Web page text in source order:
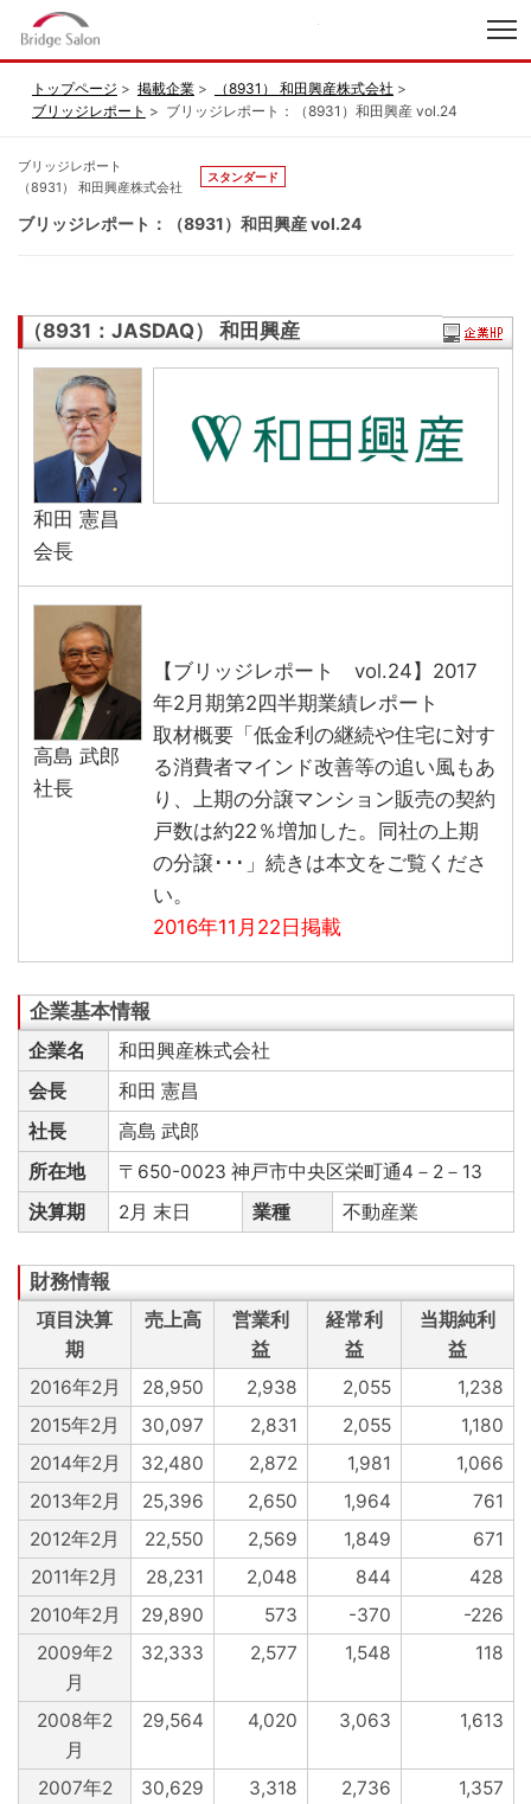
トップページ 掲載企業
（8931） 和田興産株式会社
ブリッジレポート
ブリッジレポート：（8931）和田興産 vol.24
ブリッジレポート
（8931） 和田興産株式会社
スタンダード
ブリッジレポート：（8931）和田興産 vol.24
（8931：JASDAQ） 和田興産
和田 憲昌
会長
高島 武郎
社長
【ブリッジレポート vol.24】2017
年2月期第2四半期業績レポート
取材概要「低金利の継続や住宅に対す
る消費者マインド改善等の追い風もあ
り、上期の分譲マンション販売の契約
戸数は約22％増加した。同社の上期
の分譲･･･」続きは本文をご覧くださ
い。
2016年11月22日掲載
企業名
和田興産株式会社
会長
和田 憲昌
社長
高島 武郎
所在地
〒650-0023 神戸市中央区栄町通4－2－13
決算期
2月 末日 業種 不動産業
項目決算
期
売上高
営業利
益
経常利
益
当期純利
益
2016年2月
28,950 2,938 2,055
1,238
2015年2月
30,097 2,831 2,055
1,180
2014年2月
32,480 2,872 1,981
1,066
2013年2月
25,396 2,650 1,964
761
2012年2月
22,550 2,569 1,849
671
2011年2月
28,231 2,048 844
428
2010年2月
29,890 573 -370
-226
2009年2
月
32,333 2,577 1,548 118
2008年2
月
29,564 4,020 3,063 1,613
2007年2
30,629 3,318 2,736 1,357